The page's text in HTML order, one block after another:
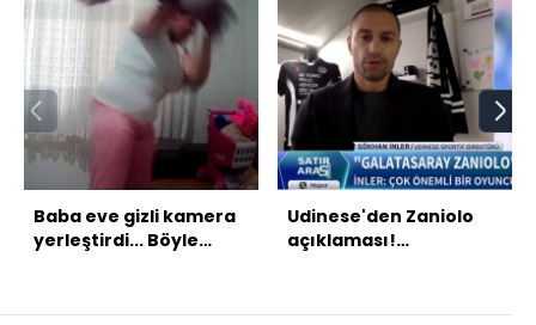
Baba eve gizli kamera
yerleştirdi... Böyle
Udinese'den Zaniolo
açıklaması!